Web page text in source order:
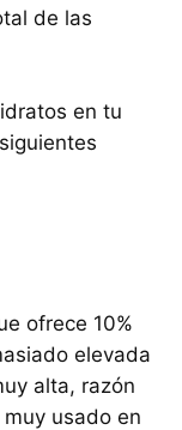
de las
en tu
ofrece 10%
elevada
alta, razón
usado en